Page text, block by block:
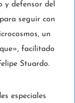
y defensor del
seguir con
un
facilitado
Stuardo.
especiales